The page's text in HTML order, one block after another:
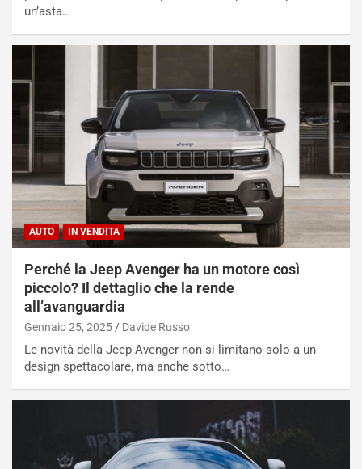
un’asta…
AUTO IN VENDITA
Perché la Jeep Avenger ha un motore così
piccolo? Il dettaglio che la rende
all’avanguardia
Gennaio 25, 2025 Davide Russo
Le novità della Jeep Avenger non si limitano solo a un
design spettacolare, ma anche sotto…